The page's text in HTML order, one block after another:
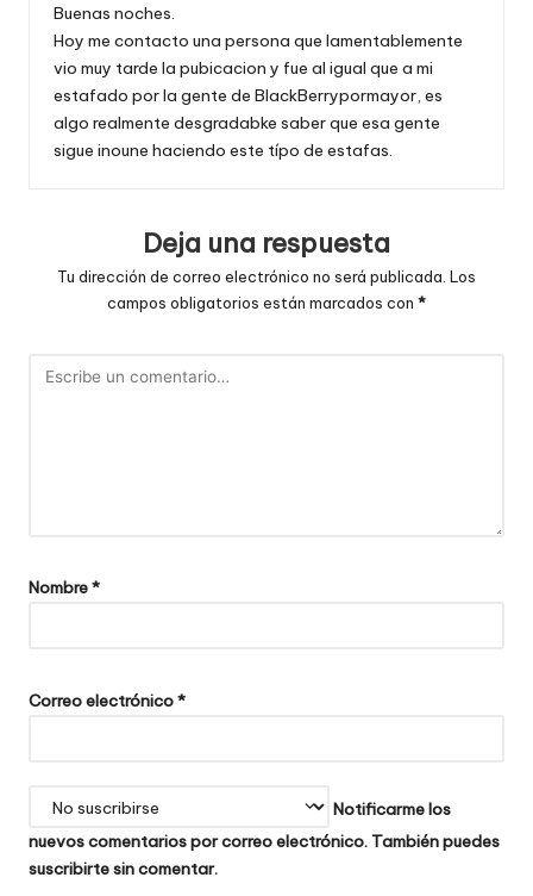
Buenas noches.
Hoy me contacto una persona que lamentablemente
vio muy tarde la pubicacion y fue al igual que a mi
estafado por la gente de BlackBerrypormayor, es
algo realmente desgradabke saber que esa gente
sigue inoune haciendo este típo de estafas.
Deja una respuesta
Tu dirección de correo electrónico no será publicada. Los
campos obligatorios están marcados con *
Nombre*
Correo electrónico*
Notificarme los
nuevos comentarios por correo electrónico. También puedes
suscribirtesin comentar.